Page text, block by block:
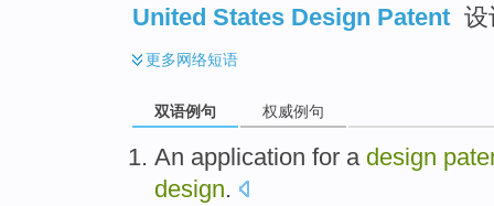
United States Design Patent 设
更多网络短语
双语例句 权威例句
An application for a design
design.